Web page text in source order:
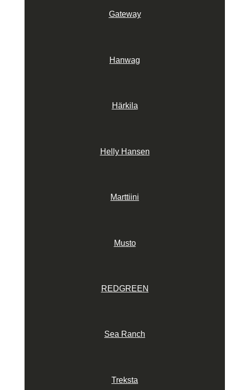
Gateway
Hanwag
Härkila
Helly Hansen
Marttiini
Musto
REDGREEN
Sea Ranch
Treksta